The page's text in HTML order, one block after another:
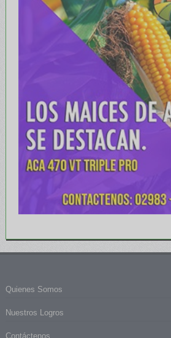
Quienes Somos
Nuestros Logros
Contáctenos